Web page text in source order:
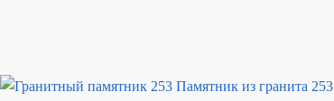
Памятник из гранита 253